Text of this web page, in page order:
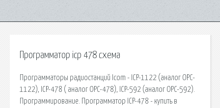
Программатор icp 478 схема
Программаторы радиостанций Icom - ICP-1122 (аналог OPC-
1122), ICP-478 ( аналог OPC-478), ICP-592 (аналог OPC-592).
Программирование. Программатор ICP-478 - купить в